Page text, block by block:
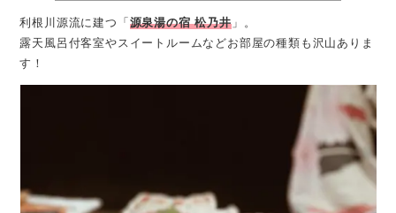
利根川源流に建つ「 源泉湯の宿 松乃井」。
露天風呂付客室やスイートルームなどお部屋の種類も沢山ありま
す！